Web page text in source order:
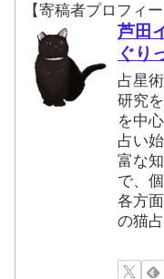
【寄稿者プロフィー
芦田
ぐり
占星
研究
を中
占い
富な
で、
各方
の猫